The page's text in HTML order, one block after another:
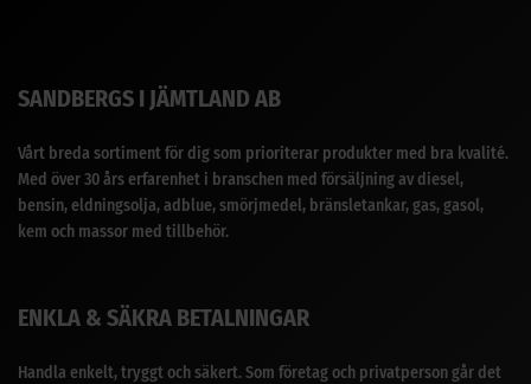
SANDBERGS I JÄMTLAND AB
Vårt breda sortiment för dig som prioriterar produkter med bra kvalité.
Med över 30 års erfarenhet i branschen med försäljning av diesel,
bensin, eldningsolja, adblue, smörjmedel, bränsletankar, gas, gasol,
kem och massor med tillbehör.
ENKLA & SÄKRA BETALNINGAR
Handla enkelt, tryggt och säkert. Som företag och privatperson går det